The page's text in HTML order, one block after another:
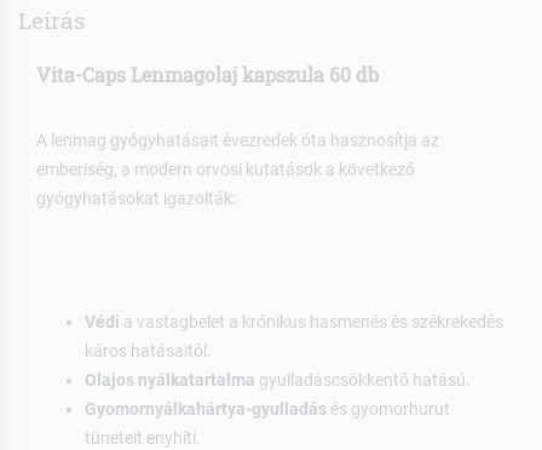
Leírás
Vita-Caps Lenmagolaj kapszula 60 db
A lenmag gyógyhatásait évezredek óta hasznosítja az
emberiség, a modern orvosi kutatások a következő
gyógyhatásokat igazolták:
Védi a vastagbelet a krónikus hasmenés és székrekedés
káros hatásaitól.
Olajos nyálkatartalma gyulladáscsökkentő hatású.
Gyomornyálkahártya-gyulladás és gyomorhurut
tüneteit enyhíti.